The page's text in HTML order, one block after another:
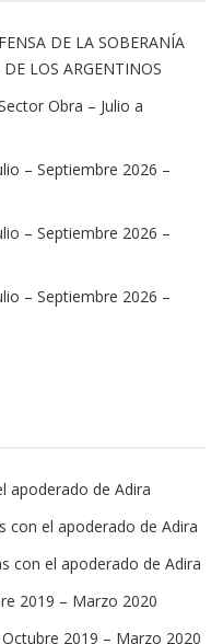
DE LA SOBERANÍA
LOS ARGENTINOS
Obra – Julio a
– Septiembre 2026 –
– Septiembre 2026 –
– Septiembre 2026 –
apoderado de Adira
con el apoderado de Adira
con el apoderado de Adira
2019 – Marzo 2020
2019 – Marzo 2020